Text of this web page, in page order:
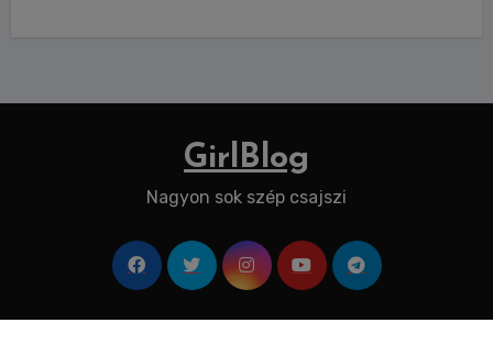
GirlBlog
Nagyon sok szép csajszi